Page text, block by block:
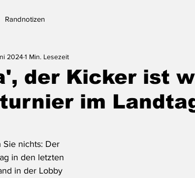
Randnotizen
der Kicker ist
im
20241 Min. Lesezeit
Sie nichts: Der
in den letzten
in der Lobby